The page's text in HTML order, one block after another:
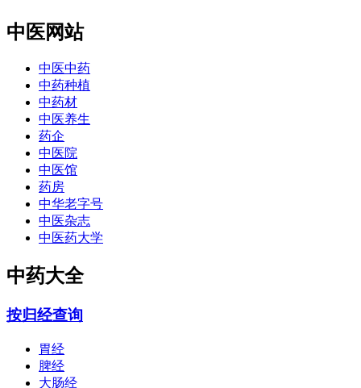
中医网站
中医中药
中药种植
中药材
中医养生
药企
中医院
中医馆
药房
中华老字号
中医杂志
中医药大学
中药大全
按归经查询
胃经
脾经
大肠经